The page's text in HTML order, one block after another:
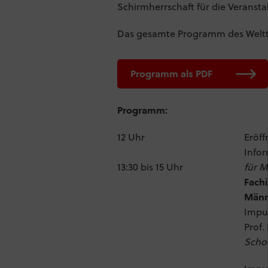
Schirmherrschaft für die
Das gesamte Programm des
Programm als PDF
Programm:
12 Uhr
13:30 bis 15 Uhr
für